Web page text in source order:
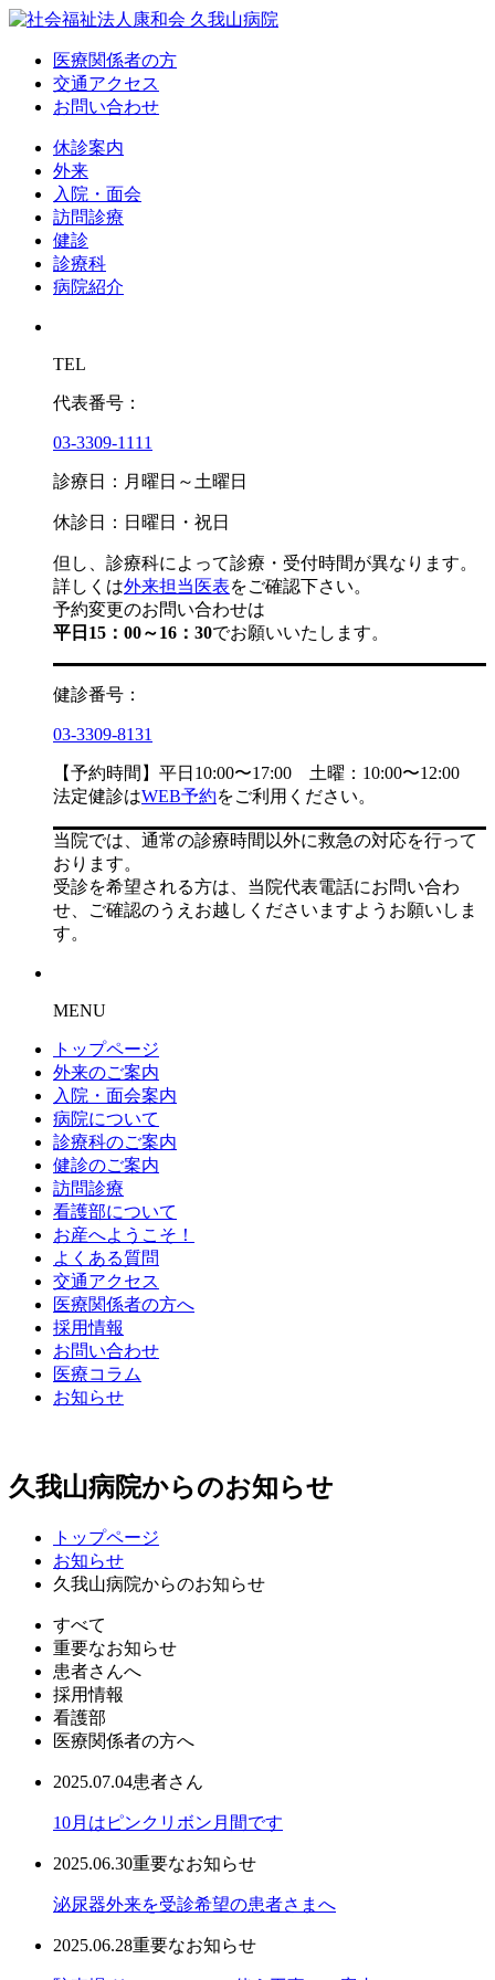
医療関係者の方
交通アクセス
お問い合わせ
休診案内
外来
入院・面会
訪問診療
健診
診療科
病院紹介
TEL
代表番号：
03-3309-1111
診療日：月曜日～土曜日
休診日：日曜日・祝日
但し、診療科によって診療・受付時間が異なります。
詳しくは外来担当医表をご確認下さい。
予約変更のお問い合わせは
平日15：00～16：30でお願いいたします。
健診番号：
03-3309-8131
【予約時間】平日10:00〜17:00 土曜：10:00〜12:00
法定健診はWEB予約をご利用ください。
当院では、通常の診療時間以外に救急の対応を行って
おります。
受診を希望される方は、当院代表電話にお問い合わ
せ、ご確認のうえお越しくださいますようお願いしま
す。
MENU
トップページ
外来のご案内
入院・面会案内
病院について
診療科のご案内
健診のご案内
訪問診療
看護部について
お産へようこそ！
よくある質問
交通アクセス
医療関係者の方へ
採用情報
お問い合わせ
医療コラム
お知らせ
久我山病院からのお知らせ
トップページ
お知らせ
久我山病院からのお知らせ
すべて
重要なお知らせ
患者さんへ
採用情報
看護部
医療関係者の方へ
2025.07.04患者さん
10月はピンクリボン月間です
2025.06.30重要なお知らせ
泌尿器外来を受診希望の患者さまへ
2025.06.28重要なお知らせ